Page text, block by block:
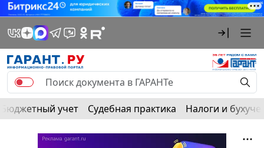
Бюджетный учет Судебная практика Налоги и